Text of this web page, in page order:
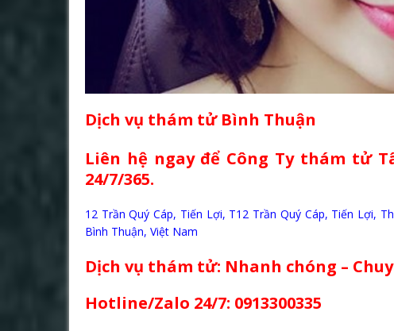
Dịch vụ thám tử Bình Thuận
Liên hệ ngay để Công Ty thám tử
24/7/365.
12 Trần Quý Cáp, Tiến Lợi, T12 Trần Quý Cáp, Tiến Lợi,
Bình Thuận, Việt Nam
Dịch vụ thám tử: Nhanh chóng –
Hotline/Zalo 24/7: 0913300335